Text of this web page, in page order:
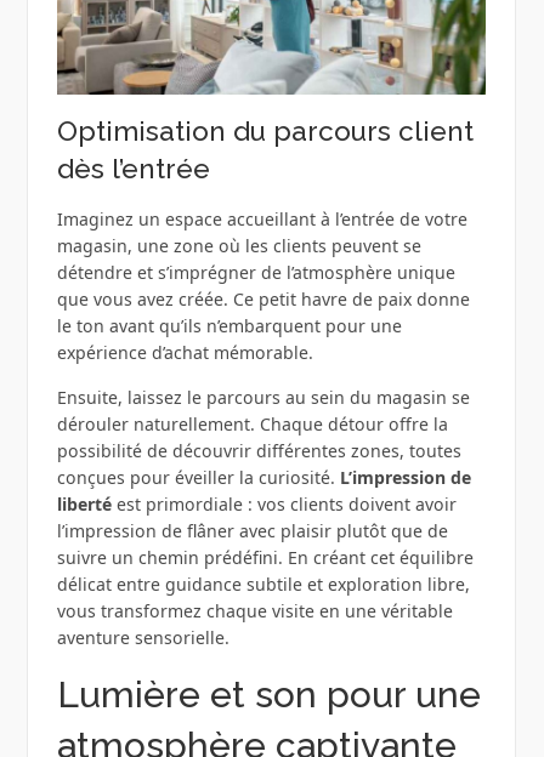
Optimisation du parcours client
dès l’entrée
Imaginez un espace accueillant à l’entrée de votre
magasin, une zone où les clients peuvent se
détendre et s’imprégner de l’atmosphère unique
que vous avez créée. Ce petit havre de paix donne
le ton avant qu’ils n’embarquent pour une
expérience d’achat mémorable.
Ensuite, laissez le parcours au sein du magasin se
dérouler naturellement. Chaque détour offre la
possibilité de découvrir différentes zones, toutes
conçues pour éveiller la curiosité. L’impression de
libertéest primordiale : vos clients doivent avoir
l’impression de flâner avec plaisir plutôt que de
suivre un chemin prédéfini. En créant cet équilibre
délicat entre guidance subtile et exploration libre,
vous transformez chaque visite en une véritable
aventure sensorielle.
Lumière et son pour une
atmosphère captivante